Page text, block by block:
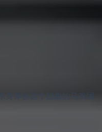
身体验这个扭曲的马戏团